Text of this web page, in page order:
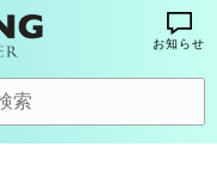
お知らせ